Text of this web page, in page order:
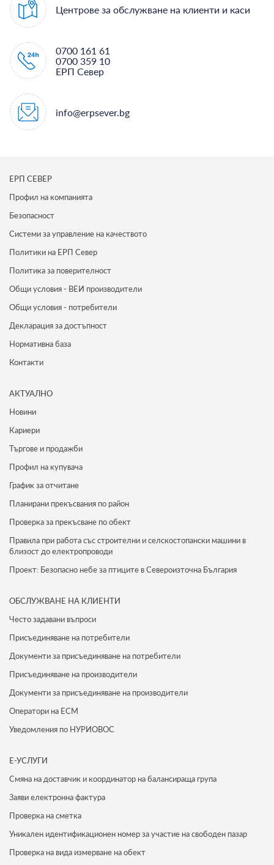
Центрове за обслужване на клиенти и каси
0700 161 61
0700 359 10
ЕРП Север
info@erpsever.bg
ЕРП СЕВЕР
Профил на компанията
Безопасност
Системи за управление на качеството
Политики на ЕРП Север
Политика за поверителност
Общи условия - ВЕИ производители
Общи условия - потребители
Декларация за достъпност
Нормативна база
Контакти
АКТУАЛНО
Новини
Кариери
Търгове и продажби
Профил на купувача
График за отчитане
Планирани прекъсвания по район
Проверка за прекъсване по обект
Правила при работа със строителни и селскостопански машини в
близост до електропроводи
Проект: Безопасно небе за птиците в Североизточна България
ОБСЛУЖВАНЕ НА КЛИЕНТИ
Често задавани въпроси
Присъединяване на потребители
Документи за присъединяване на потребители
Присъединяване на производители
Документи за присъединяване на производители
Оператори на ЕСМ
Уведомления по НУРИОВОС
Е-УСЛУГИ
Смяна на доставчик и координатор на балансираща група
Заяви електронна фактура
Проверка на сметка
Уникален идентификационен номер за участие на свободен пазар
Проверка на вида измерване на обект